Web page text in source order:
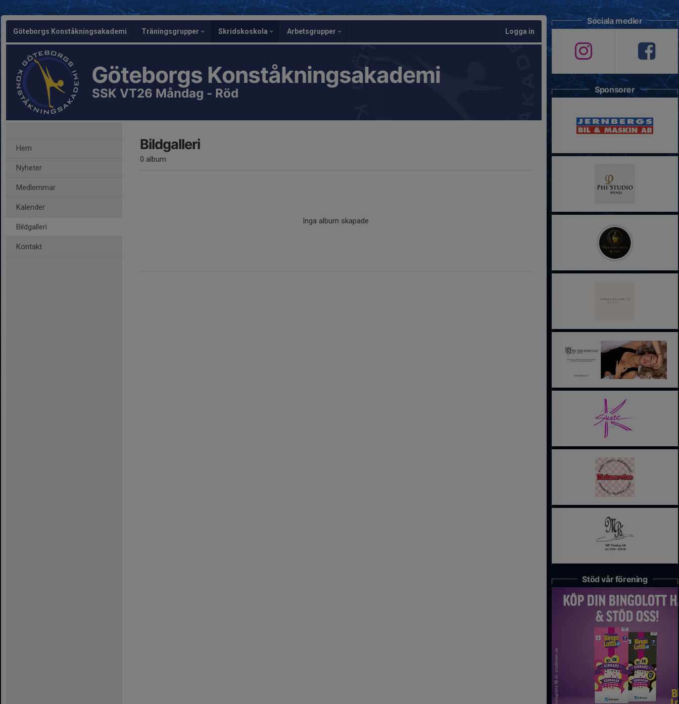
Göteborgs Konståkningsakademi Träningsgrupper Skridskoskola Arbetsgrupper Logga in
Göteborgs Konståkningsakademi
SSK VT26 Måndag - Röd
Hem
Nyheter
Medlemmar
Kalender
Bildgalleri
Kontakt
Bildgalleri
0 album
Inga album skapade
Sociala medier
Sponsorer
Stöd vår förening